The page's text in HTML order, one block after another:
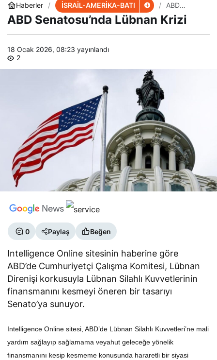
Haberler İSRAİL-AMERİKA-BATI
ABD
Senatosu’n
da Lübnan
ABD Senatosu’nda Lübnan Krizi
18 Ocak 2026, 08:23 yayınlandı
2
0 Paylaş Beğen
Intelligence Online sitesinin haberine göre
ABD’de Cumhuriyetçi Çalışma Komitesi, Lübnan
Direnişi korkusuyla Lübnan Silahlı Kuvvetlerinin
finansmanını kesmeyi öneren bir tasarıyı
Senato’ya sunuyor.
Intelligence Online sitesi, ABD’de Lübnan Silahlı Kuvvetleri’ne mali
yardım sağlayıp sağlamama veyahut geleceğe yönelik
finansmanını kesip kesmeme konusunda hararetli bir siyasi